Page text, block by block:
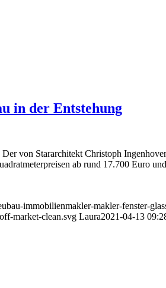
in der Entstehung
von Stararchitekt Christoph
ab rund 17.700 Euro
immobilienmakler-makler-fenster-
market-clean.svg Laura2021-04-13